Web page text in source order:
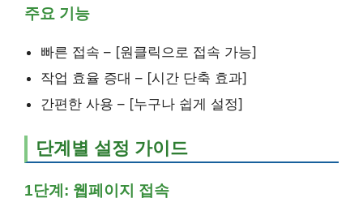
주요 기능
빠른 접속 – [원클릭으로 접속 가능]
작업 효율 증대 – [시간 단축 효과]
간편한 사용 – [누구나 쉽게 설정]
단계별 설정 가이드
1단계: 웹페이지 접속